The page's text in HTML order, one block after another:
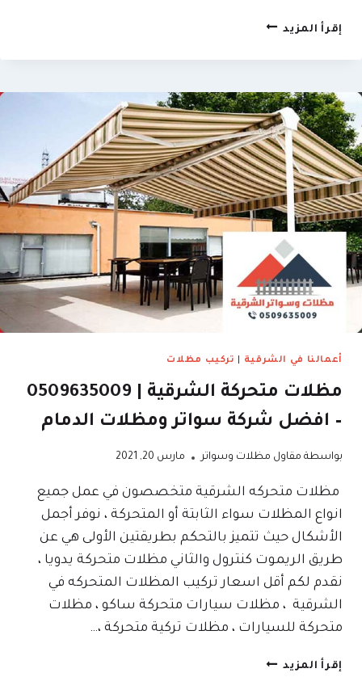
إقرأ المزيد تركيب
لكسان
الشرقية
|
0509635009
–
سواتر
مدارس
سواتر
احواش
في
القطيف
أعمالنا في الشرقية تركيب مظلات
مظلات متحركة الشرقية | 0509635009
– افضل شركة سواتر ومظلات الدمام
بواسطة مقاول مظلات وسواتر مارس 20, 2021
مظلات متحركه الشرقية متخصصون في عمل جميع
انواع المظلات سواء الثابتة أو المتحركة ، نوفر أجمل
الأشكال حيث تتميز بالتحكم بطريقتين الأولى هي عن
طريق الريموت كنترول والثاني مظلات متحركة يدويا ،
نقدم لكم أقل اسعار تركيب المظلات المتحركه في
الشرقية ، مظلات سيارات متحركة ساكو ، مظلات
متحركة للسيارات ، مظلات تركية متحركة ،…
إقرأ المزيد مظلات